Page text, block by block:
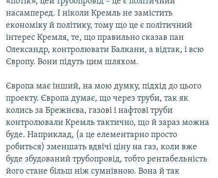
насамперед. І ніколи Кремль не замістить
економіку й політику, тому що це є політичний
інтерес Кремля, те, що правильно сказав пан
Олександр, контролювати Балкани, а відтак, і всю
Європу. Вони підуть цим шляхом.
Європа має інший, на мою думку, підхід до цього
проекту. Європа думає, що через труби, так як
колись за Брежнєва, газові і нафтові труби
контролювали Кремль тактично, що й зараз можна
буде. Наприклад, (а це елементарно просто
робиться) зменшать вдвічі ціну на газ, коли вже
буде збудований трубопровід, тобто рентабельність
його стане більш ніж сумнівною. Вона й так